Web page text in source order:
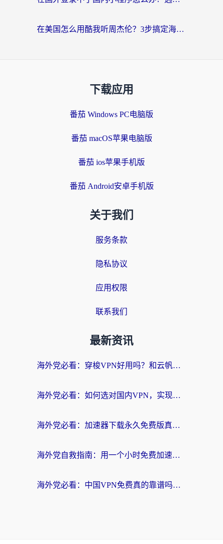
在美国怎么用酷我听周杰伦？3步搞定海外听歌难题
下载应用
番茄 Windows PC电脑版
番茄 macOS苹果电脑版
番茄 ios苹果手机版
番茄 Android安卓手机版
关于我们
服务条款
隐私协议
应用权限
联系我们
最新资讯
海外党必看：穿梭VPN好用吗？和云帆VPN对比哪个回国效果更好？附真实测评+避坑指南
海外党必看：如何选对国内VPN，实现无缝访问国内资源？
海外党必看：加速器下载永久免费版真的存在吗？教你无缝访问国内资源的正确姿势
海外党自救指南：用一个小时免费加速器，轻松打破国内资源访问壁垒？
海外党必看：中国VPN免费真的靠谱吗？手把手教你选对回国加速器